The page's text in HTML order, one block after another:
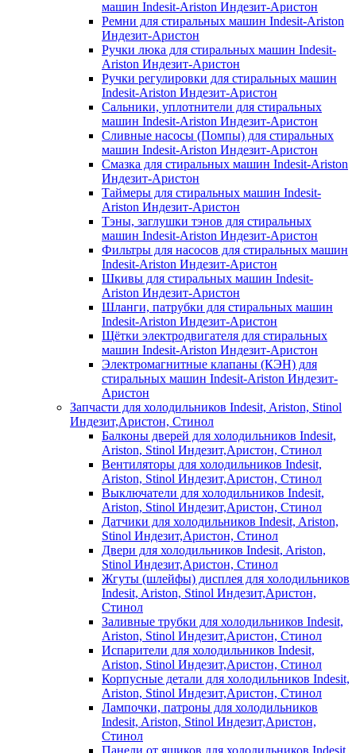
машин Indesit-Ariston Индезит-Аристон
Ремни для стиральных машин Indesit-Ariston
Индезит-Аристон
Ручки люка для стиральных машин Indesit-
Ariston Индезит-Аристон
Ручки регулировки для стиральных машин
Indesit-Ariston Индезит-Аристон
Сальники, уплотнители для стиральных
машин Indesit-Ariston Индезит-Аристон
Сливные насосы (Помпы) для стиральных
машин Indesit-Ariston Индезит-Аристон
Смазка для стиральных машин Indesit-Ariston
Индезит-Аристон
Таймеры для стиральных машин Indesit-
Ariston Индезит-Аристон
Тэны, заглушки тэнов для стиральных
машин Indesit-Ariston Индезит-Аристон
Фильтры для насосов для стиральных машин
Indesit-Ariston Индезит-Аристон
Шкивы для стиральных машин Indesit-
Ariston Индезит-Аристон
Шланги, патрубки для стиральных машин
Indesit-Ariston Индезит-Аристон
Щётки электродвигателя для стиральных
машин Indesit-Ariston Индезит-Аристон
Электромагнитные клапаны (КЭН) для
стиральных машин Indesit-Ariston Индезит-
Аристон
Запчасти для холодильников Indesit, Ariston, Stinol
Индезит,Аристон, Стинол
Балконы дверей для холодильников Indesit,
Ariston, Stinol Индезит,Аристон, Стинол
Вентиляторы для холодильников Indesit,
Ariston, Stinol Индезит,Аристон, Стинол
Выключатели для холодильников Indesit,
Ariston, Stinol Индезит,Аристон, Стинол
Датчики для холодильников Indesit, Ariston,
Stinol Индезит,Аристон, Стинол
Двери для холодильников Indesit, Ariston,
Stinol Индезит,Аристон, Стинол
Жгуты (шлейфы) дисплея для холодильников
Indesit, Ariston, Stinol Индезит,Аристон,
Стинол
Заливные трубки для холодильников Indesit,
Ariston, Stinol Индезит,Аристон, Стинол
Испарители для холодильников Indesit,
Ariston, Stinol Индезит,Аристон, Стинол
Корпусные детали для холодильников Indesit,
Ariston, Stinol Индезит,Аристон, Стинол
Лампочки, патроны для холодильников
Indesit, Ariston, Stinol Индезит,Аристон,
Стинол
Панели от ящиков для холодильников Indesit,